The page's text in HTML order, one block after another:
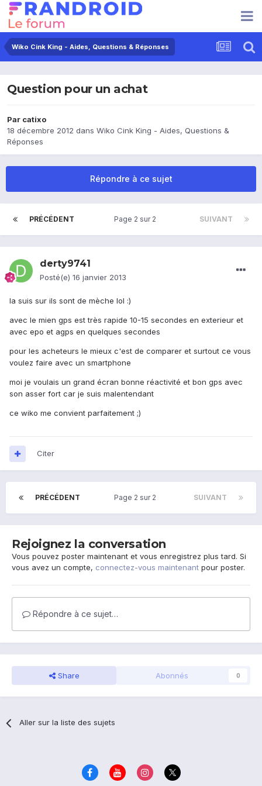
Wiko Cink King - Aides, Questions & Réponses
Question pour un achat
Par catixo
18 décembre 2012 dans Wiko Cink King - Aides, Questions &
Réponses
Répondre à ce sujet
PRÉCÉDENT SUIVANT
Page 2 sur 2
derty9741
Posté(e) 16 janvier 2013
la suis sur ils sont de mèche lol :)
avec le mien gps est très rapide 10-15 secondes en exterieur et
avec epo et agps en quelques secondes
pour les acheteurs le mieux c'est de comparer et surtout ce vous
voulez faire avec un smartphone
moi je voulais un grand écran bonne réactivité et bon gps avec
son asser fort car je suis malentendant
ce wiko me convient parfaitement ;)
Citer
PRÉCÉDENT SUIVANT
Page 2 sur 2
Rejoignez la conversation
Vous pouvez poster maintenant et vous enregistrez plus tard. Si
vous avez un compte, connectez-vous maintenant pour poster.
Répondre à ce sujet…
Share Abonnés 0
Aller sur la liste des sujets